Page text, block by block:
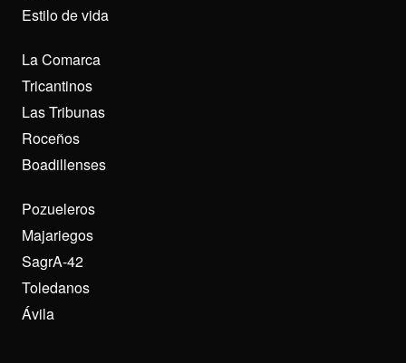
Estilo de vida
La Comarca
Tricantinos
Las Tribunas
Roceños
Boadillenses
Pozueleros
Majariegos
SagrA-42
Toledanos
Ávila